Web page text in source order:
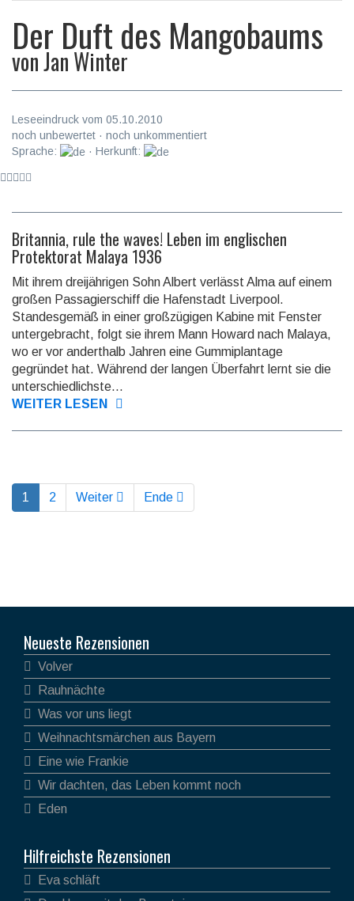
Der Duft des Mangobaums
vonJan Winter
Leseeindruck vom 05.10.2010
noch unbewertet · noch unkommentiert
Sprache:
· Herkunft:
Britannia, rule the waves! Leben im englischen
Protektorat Malaya 1936
Mit ihrem dreijährigen Sohn Albert verlässt Alma auf einem
großen Passagierschiff die Hafenstadt Liverpool.
Standesgemäß in einer großzügigen Kabine mit Fenster
untergebracht, folgt sie ihrem Mann Howard nach Malaya,
wo er vor anderthalb Jahren eine Gummiplantage
gegründet hat. Während der langen Überfahrt lernt sie die
unterschiedlichste...
WEITER LESEN
1 2 Weiter Ende
Neueste Rezensionen
Volver
Rauhnächte
Was vor uns liegt
Weihnachtsmärchen aus Bayern
Eine wie Frankie
Wir dachten, das Leben kommt noch
Eden
Hilfreichste Rezensionen
Eva schläft